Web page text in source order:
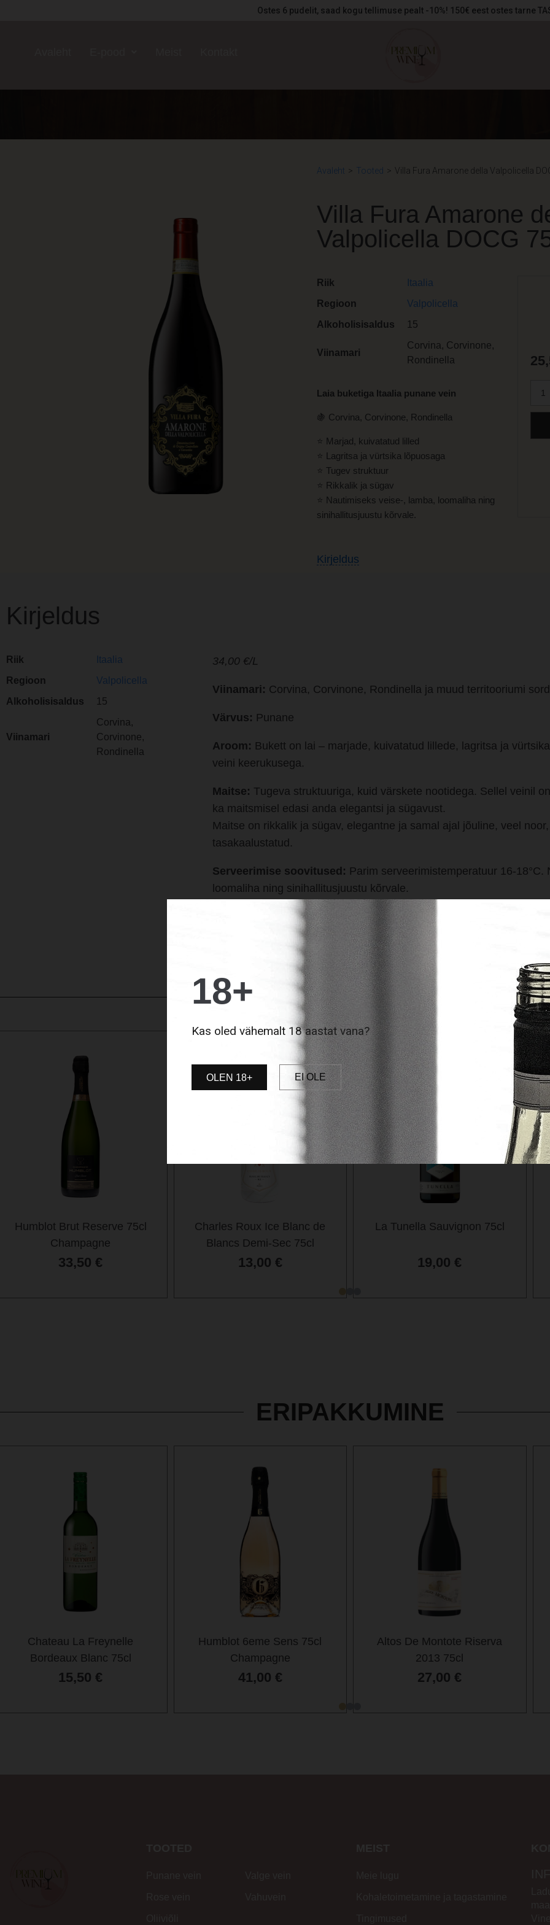
Ostes 6 pudelit, saad kogu tellimuse pealt -10%! 150€ eest ostes tarne
Avaleht > Tooted > Villa Fura Amarone della Valpolicella
Villa Fura Amarone
Valpolicella DOCG
Riik
Itaalia
Regioon
Valpolicella
Alkoholisisaldus
15
Viinamari
Corvina, Corvinone,
Rondinella
Laia buketiga Itaalia punane vein
🍇 Corvina, Corvinone, Rondinella
⭐ Marjad, kuivatatud lilled
⭐ Lagritsa ja vürtsika lõpuosaga
⭐ Tugev struktuur
⭐ Rikkalik ja sügav
⭐ Nautimiseks veise-, lamba, loomaliha ning
sinihallitusjuustu kõrvale.
Kirjeldus
Kirjeldus
Riik
Itaalia
Regioon
Valpolicella
Alkoholisisaldus
15
Viinamari
Corvina,
Corvinone,
Rondinella
34,00 €/L
Viinamari: Corvina, Corvinone, Rondinella ja muud territooriumi
Värvus: Punane
Aroom: Bukett on lai – marjade, kuivatatud lillede, lagritsa ja
veini keerukusega.
Maitse: Tugeva struktuuriga, kuid värskete nootidega. Sellel veinil
ka maitsmisel edasi anda elegantsi ja sügavust.
Maitse on rikkalik ja sügav, elegantne ja samal ajal jõuline, veel
tasakaalustatud.
Serveerimise soovitused: Parim serveerimistemperatuur 16-18°C.
loomaliha ning sinihallitusjuustu kõrvale.
ENIM MÜÜDUD
Humblot Brut Reserve 75cl
Champagne
33,50 €
Charles Roux Ice Blanc de
Blancs Demi-Sec 75cl
13,00 €
La Tunella Sauvignon 75cl
19,00 €
ERIPAKKUMINE
Chateau La Freynelle
Bordeaux Blanc 75cl
15,50 €
Humblot 6eme Sens 75cl
Champagne
41,00 €
Altos De Montote Riserva
2013 75cl
27,00 €
18+
Kas oled vähemalt 18 aastat vana?
OLEN 18+ EI OLE